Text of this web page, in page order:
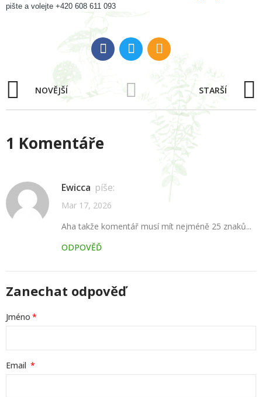
pište a volejte +420 608 611 093
NOVĚJŠÍ STARŠÍ
1 Komentáře
Ewicca píše:
Mar 17, 2026
Aha takže komentář musí mít nejméně 25 znaků...
ODPOVĚĎ
Zanechat odpověď
Jméno
Email